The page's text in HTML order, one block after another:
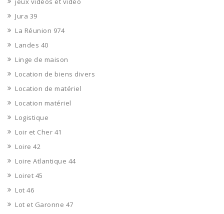
Jura 39
La Réunion 974
Landes 40
Linge de maison
Location de biens divers
Location de matériel
Location matériel
Logistique
Loir et Cher 41
Loire 42
Loire Atlantique 44
Loiret 45
Lot 46
Lot et Garonne 47